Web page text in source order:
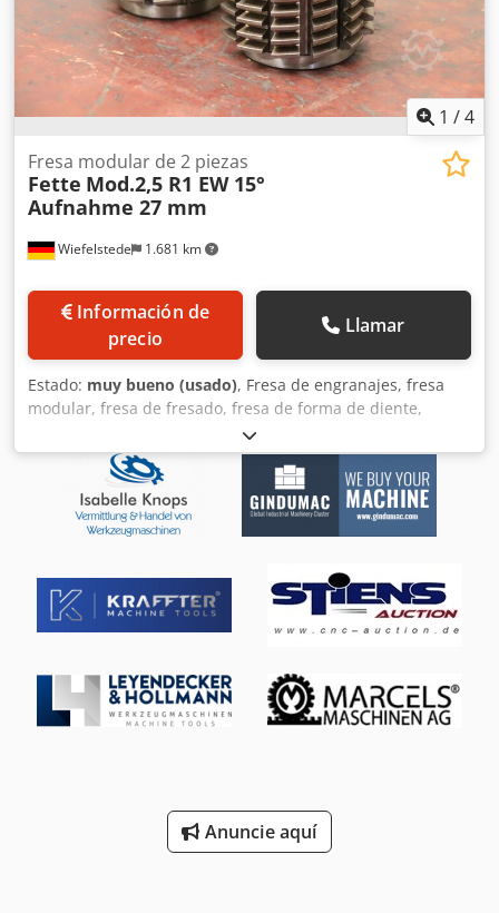
1 /4
Wiefelstede 1.681 km
Fresa modular de 2 piezas
Fette Mod.2,5 R1 EW 15°
Aufnahme 27 mm
Información de
precio
Llamar
Estado: muy bueno (usado), Fresa de engranajes, fresa
modular, fresa de fresado, fresa de forma de diente,
cabezal de fresado modular, fresa de extremo de carcasa,
fresa cilíndrica, fresa, fresa de fresado, fresa de fresado
para eje estriado, fresa de fresado para engranajes, fresa
de fresado para orejetas, fresa de cremallera -Fabricante:
Fette, fresadora de 2 piezas Chjdpfx Aov D Evascaja -Tipo:
Precio/Entrega: completo -Dimensiones de transporte:
270/175/H125 mm -Peso total: 4,3 kg
Anuncie aquí